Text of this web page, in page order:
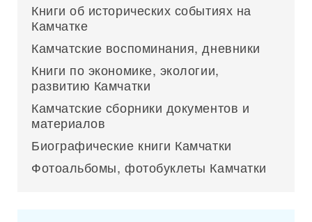
Книги об исторических событиях на
Камчатке
Камчатские воспоминания, дневники
Книги по экономике, экологии,
развитию Камчатки
Камчатские сборники документов и
материалов
Биографические книги Камчатки
Фотоальбомы, фотобуклеты Камчатки